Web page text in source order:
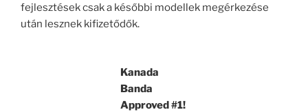
fejlesztések csak a későbbi modellek megérkezése
után lesznek kifizetődők.
Kanada
Banda
Approved #1!